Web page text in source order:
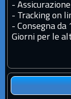
-
- Tracking on
- Consegna da
Giorni per le